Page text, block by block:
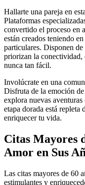
Hallarte una pareja en
Plataformas
convertido el proceso en
están creados teniendo
particulares. Disponen
priorizan la conectividad,
nunca tan fácil.
Involúcrate en una
Disfruta de la emoción
explora nuevas
etapa dorada está repleta
enriquecer tu vida.
Citas Mayores
Amor en Sus
Las citas mayores de 60
estimulantes y